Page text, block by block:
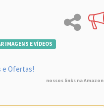
IMAGENS E VÍDEOS
e Ofertas!
nossos links na Amazon